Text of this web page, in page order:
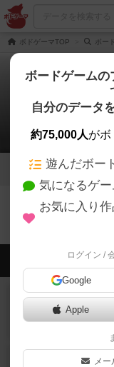
ボドゲーマTOP ボー
パー
8
パース
レビュー
ボードゲームの
自分のデータ
約75,000人がボ
遊んだボー
気になるゲ
お気に入り
ログイン /
Google
Apple
メー